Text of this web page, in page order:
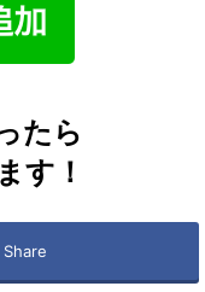
たら
す！
Share